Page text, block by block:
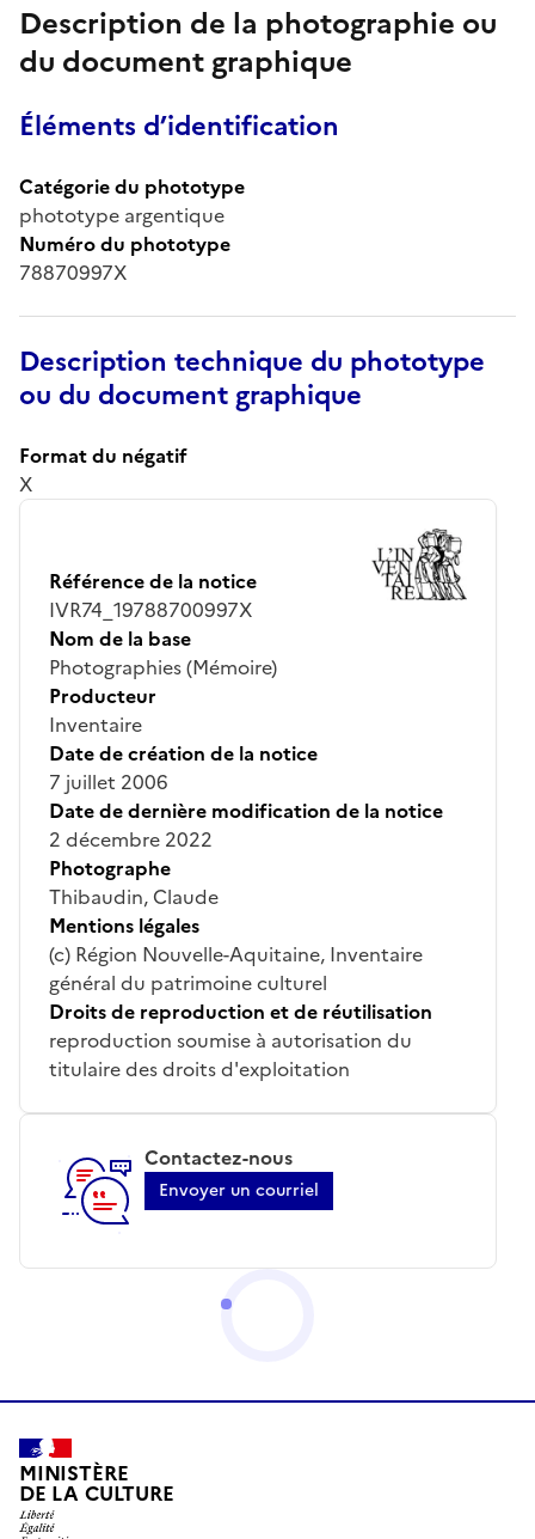
Description de la photographie ou
du document graphique
Éléments d’identification
Catégorie du phototype
phototype argentique
Numéro du phototype
78870997X
Description technique du phototype
ou du document graphique
Format du négatif
X
Référence de la notice
IVR74_19788700997X
Nom de la base
Photographies (Mémoire)
Producteur
Inventaire
Date de création de la notice
7 juillet 2006
Date de dernière modification de la notice
2 décembre 2022
Photographe
Thibaudin, Claude
Mentions légales
(c) Région Nouvelle-Aquitaine, Inventaire
général du patrimoine culturel
Droits de reproduction et de réutilisation
reproduction soumise à autorisation du
titulaire des droits d'exploitation
Contactez-nous
Envoyer un courriel
MINISTÈRE
DE LA CULTURE